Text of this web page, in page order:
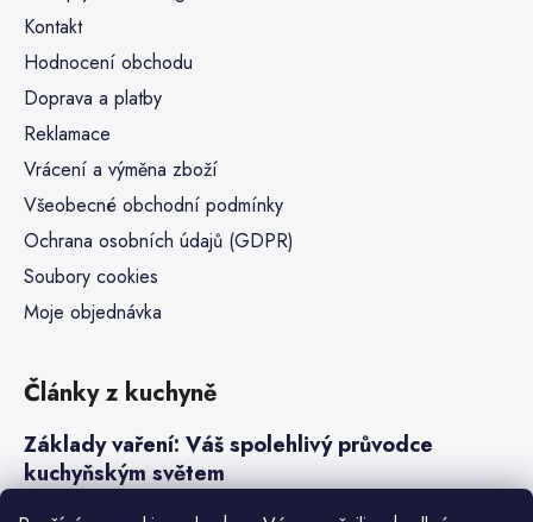
Kontakt
Hodnocení obchodu
Doprava a platby
Reklamace
Vrácení a výměna zboží
Všeobecné obchodní podmínky
Ochrana osobních údajů (GDPR)
Soubory cookies
Moje objednávka
Články z kuchyně
Základy vaření: Váš spolehlivý průvodce
kuchyňským světem
Steaky a sous-vide vaření